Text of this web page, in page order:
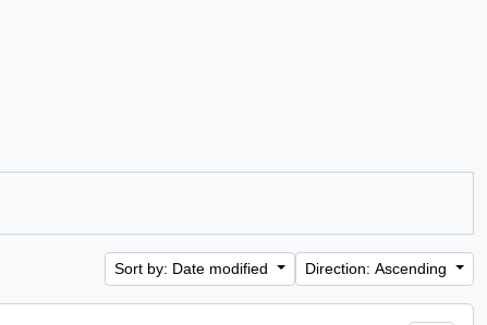
Sort by: Date modified Direction: Ascending